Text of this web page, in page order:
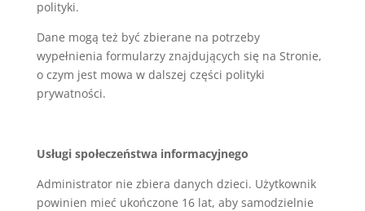
polityki.
Dane mogą też być zbierane na potrzeby
wypełnienia formularzy znajdujących się na Stronie,
o czym jest mowa w dalszej części polityki
prywatności.
Usługi społeczeństwa informacyjnego
Administrator nie zbiera danych dzieci. Użytkownik
powinien mieć ukończone 16 lat, aby samodzielnie